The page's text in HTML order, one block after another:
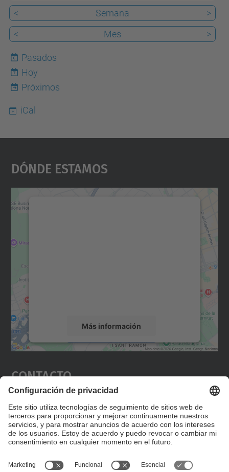
<
Semana
>
<
Mes >
Pasados
7
Hoy
Próximos
iCal
Dónde Estamos
Más información
Aceptar
powered by
Contacto
Editad en la página "Contacto personalizado", que
encontraréis en la raíz de español, vuestros datos
personalizados de contacto.
Formulario de contacto